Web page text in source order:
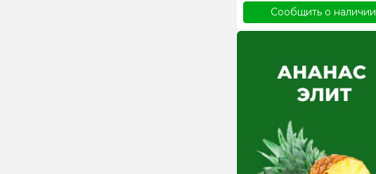
Сообщить о наличии